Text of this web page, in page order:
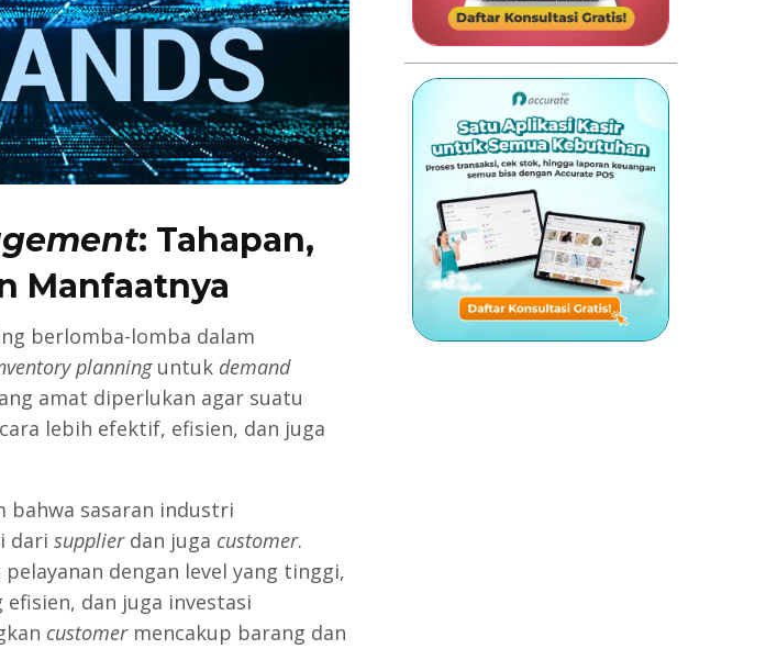
: Tahapan,
Manfaatnya
berlomba-lomba dalam
planninguntuk demand
amat diperlukan agar suatu
lebih efektif, efisien, dan juga
bahwa sasaran industri
dari supplierdan juga customer.
dengan level yang tinggi,
dan juga investasi
customermencakup barang dan